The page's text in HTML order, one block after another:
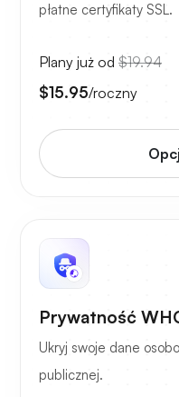
płatne certyfikaty SSL.
Plany już od $19.94
$15.95/roczny
Prywatność
Ukryj swoje dane
publicznej.